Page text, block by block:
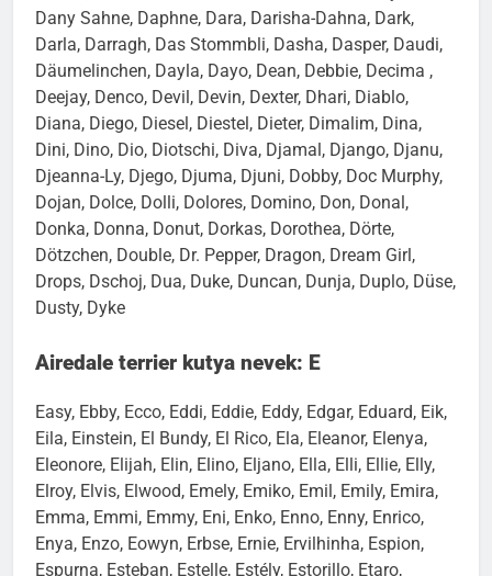
Dalina, Dalma, Damian, Damon, Dancer, Danny, Dante,
Dany Sahne, Daphne, Dara, Darisha-Dahna, Dark,
Darla, Darragh, Das Stommbli, Dasha, Dasper, Daudi,
Däumelinchen, Dayla, Dayo, Dean, Debbie, Decima ,
Deejay, Denco, Devil, Devin, Dexter, Dhari, Diablo,
Diana, Diego, Diesel, Diestel, Dieter, Dimalim, Dina,
Dini, Dino, Dio, Diotschi, Diva, Djamal, Django, Djanu,
Djeanna-Ly, Djego, Djuma, Djuni, Dobby, Doc Murphy,
Dojan, Dolce, Dolli, Dolores, Domino, Don, Donal,
Donka, Donna, Donut, Dorkas, Dorothea, Dörte,
Dötzchen, Double, Dr. Pepper, Dragon, Dream Girl,
Drops, Dschoj, Dua, Duke, Duncan, Dunja, Duplo, Düse,
Easy, Ebby, Ecco, Eddi, Eddie, Eddy, Edgar, Eduard, Eik,
Eila, Einstein, El Bundy, El Rico, Ela, Eleanor, Elenya,
Eleonore, Elijah, Elin, Elino, Eljano, Ella, Elli, Ellie, Elly,
Elroy, Elvis, Elwood, Emely, Emiko, Emil, Emily, Emira,
Emma, Emmi, Emmy, Eni, Enko, Enno, Enny, Enrico,
Enya, Enzo, Eowyn, Erbse, Ernie, Ervilhinha, Espion,